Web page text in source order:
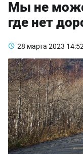
Мы не
где нет
28 марта 2023 14:52